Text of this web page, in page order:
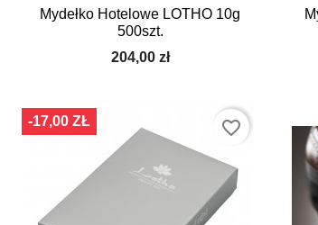
Mydełko Hotelowe LOTHO 10g
500szt.
204,00 zł
Szybki podgląd
-17,00 ZŁ favorite_border